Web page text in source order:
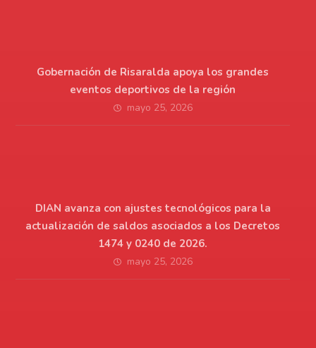
Gobernación de Risaralda apoya los grandes
eventos deportivos de la región
mayo 25, 2026
DIAN avanza con ajustes tecnológicos para la
actualización de saldos asociados a los Decretos
1474 y 0240 de 2026.
mayo 25, 2026